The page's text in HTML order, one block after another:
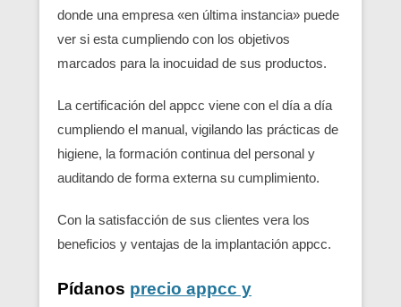
donde una empresa «en última instancia» puede
ver si esta cumpliendo con los objetivos
marcados para la inocuidad de sus productos.
La certificación del appcc viene con el día a día
cumpliendo el manual, vigilando las prácticas de
higiene, la formación continua del personal y
auditando de forma externa su cumplimiento.
Con la satisfacción de sus clientes vera los
beneficios y ventajas de la implantación appcc.
Pídanos precio appcc y